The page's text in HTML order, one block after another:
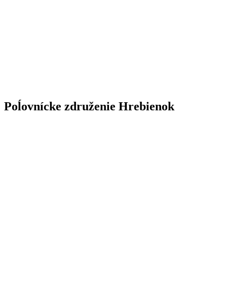
Poĺovnícke združenie Hrebienok